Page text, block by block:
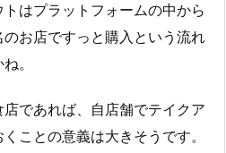
はプラットフォームの中から
お店ですっと購入という流れ
。
であれば、自店舗でテイクア
ことの意義は大きそうです。